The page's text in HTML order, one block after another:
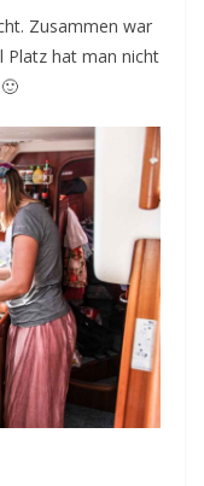
Zusammen war
Platz hat man nicht